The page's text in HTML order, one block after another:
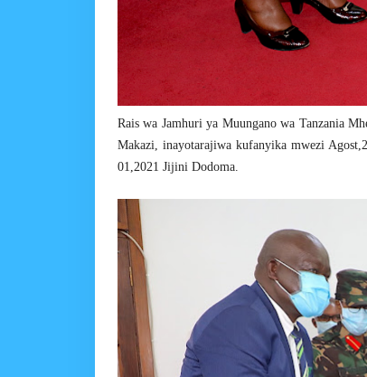
Rais wa Jamhuri ya Muungano wa Tanzania
Makazi, inayotarajiwa kufanyika mwezi
01,2021 Jijini Dodoma.